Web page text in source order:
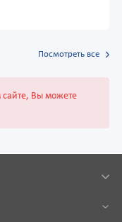
Посмотреть все
сайте, Вы можете